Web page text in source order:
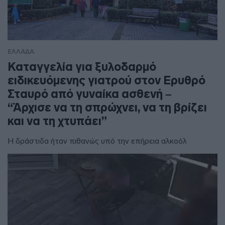
ΕΛΛΑΔΑ
Καταγγελία για ξυλοδαρμό
ειδικευόμενης γιατρού στον Ερυθρό
Σταυρό από γυναίκα ασθενή –
“Άρχισε να τη σπρώχνει, να τη βρίζει
και να τη χτυπάει”
Η δράστιδα ήταν πιθανώς υπό την επήρεια αλκοόλ